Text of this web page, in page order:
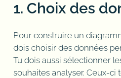
1. Choix des
Pour construire un
dois choisir des données
Tu dois aussi sélectionner
souhaites analyser. Ceux-ci